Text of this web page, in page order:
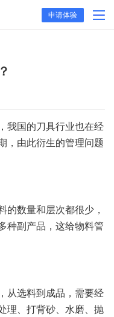
申请体验
我国的刀具行业也在经
，由此衍生的管理问题
的数量和层次都很少，
种副产品，这给物料管
从选料到成品，需要经
理、打背砂、水磨、抛